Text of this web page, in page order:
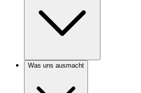
Was uns ausmacht